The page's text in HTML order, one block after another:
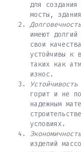
для
мосты,
Долговечность
имеют
свои
устойчивы к
таких как
износ.
горит и не
надежным
условиях.
Экономичность
изделий